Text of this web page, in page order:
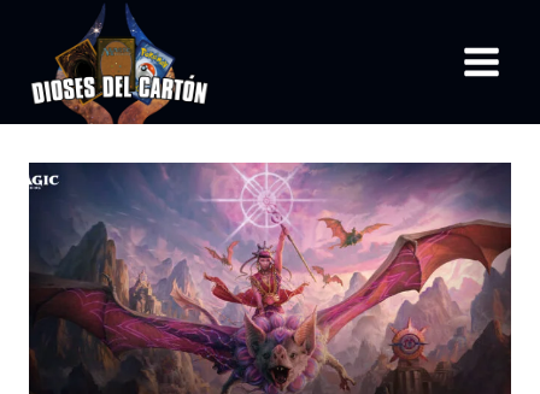
contenido